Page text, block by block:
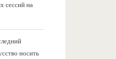
сессий на
носить